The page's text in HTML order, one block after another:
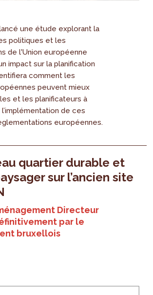
une étude explorant la
politiques et les
de l'Union européenne
impact sur la planification
comment les
peuvent mieux
et les planificateurs à
l’implémentation de ces
européennes.
quartier durable et
sur l’ancien site
Directeur
par le
bruxellois